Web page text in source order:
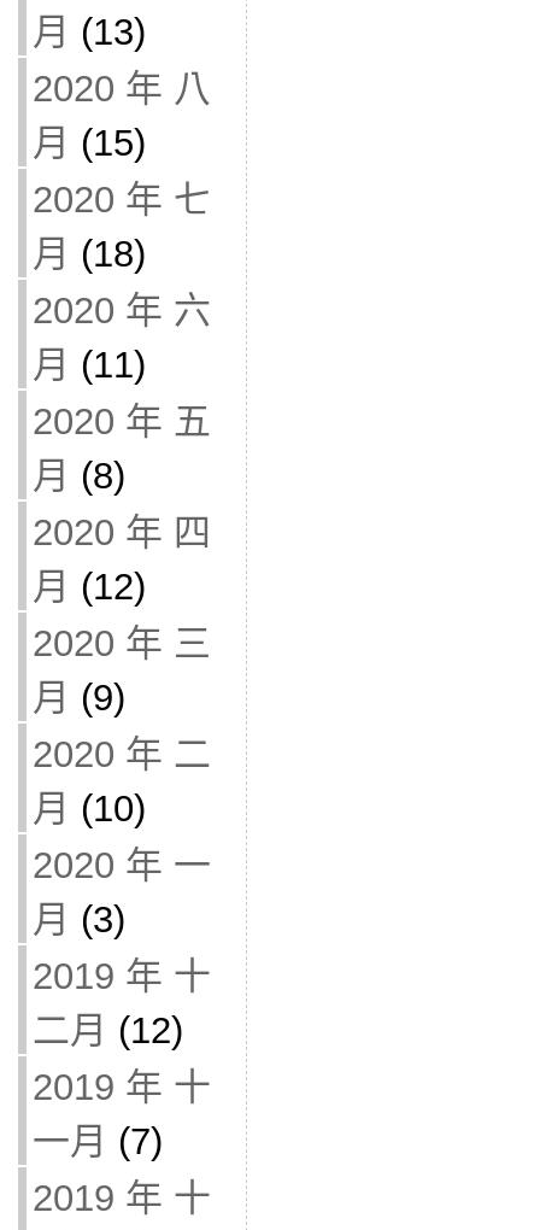
月 (13)
2020 年 八
月 (15)
2020 年 七
月 (18)
2020 年 六
月 (11)
2020 年 五
月 (8)
2020 年 四
月 (12)
2020 年 三
月 (9)
2020 年 二
月 (10)
2020 年 一
月 (3)
2019 年 十
二月 (12)
2019 年 十
一月 (7)
2019 年 十